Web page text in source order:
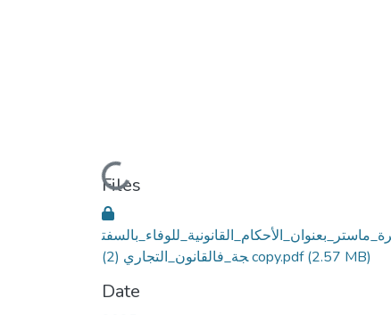
Loading...
Files
جة_فالقانون_التجاري (2) copy.pdf(2.57 MB)
Date